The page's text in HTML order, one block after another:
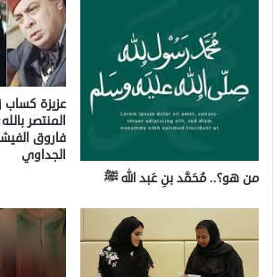
من هو؟.. مُحَمَّد بنِ عَبد الله ﷺ
عزيزة كساب
المنتصر
فاروق
الجداوي